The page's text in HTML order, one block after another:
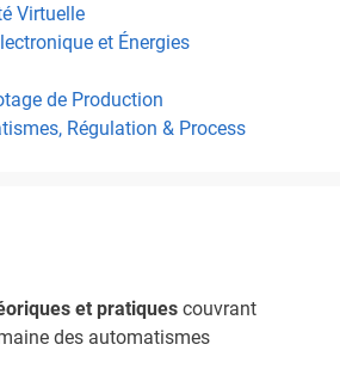
Virtuelle
et Énergies
de Production
Régulation & Process
et pratiques couvrant
des automatismes